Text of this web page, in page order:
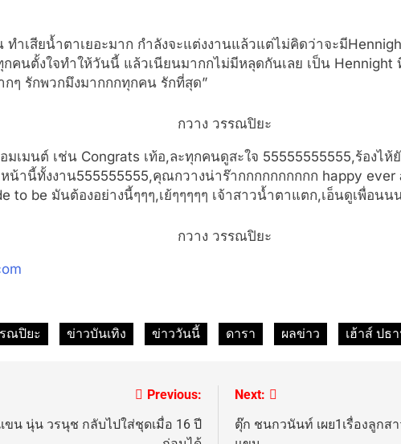
ทำเสียน้ำตาเยอะมาก กำลังจะแต่งงานแล้วแต่ไม่คิดว่าจะมี
คนตั้งใจทำให้วันนี้ แล้วเนียนมากกไม่มีหลุดกันเลย เป็น Hennight
กๆ รักพวกมึงมากกกทุกคน รักที่สุด”
มเมนต์ เช่น Congrats เท้อ,ละทุกคนดูสะใจ 55555555555,ร้องไห้
น้านี้ทั้งงาน555555555,คุณกวางน่าร๊ากกกกกกกกกก happy ever
to be มันต้องอย่างนี้ๆๆๆ,เย้ๆๆๆๆๆ เจ้าสาวน้ำตาแตก,เอ็นดูเพื่อนน
ณปิยะ ข่าวบันเทิง ข่าววันนี้ ดารา ผลข่าว เฮ้าส์ ปธ
Previous:
ขน นุ่น วรนุช กลับไปใส่ชุดเมื่อ 16 ปี
Next:
ตุ๊ก ชนกวนันท์ เผย1เรื่องลูกส